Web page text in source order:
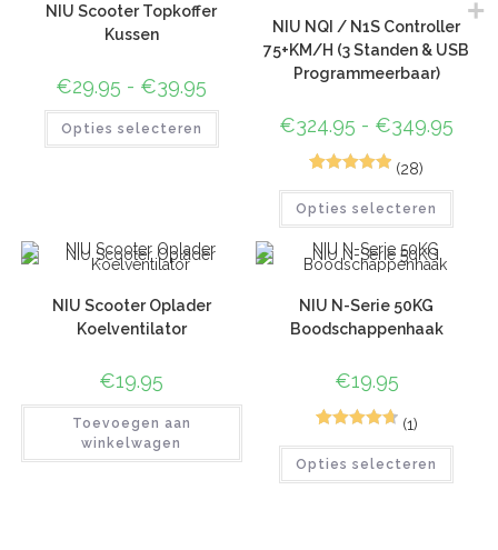
NIU Scooter Topkoffer
Kussen
€29.95 - €39.95
Opties selecteren
NIU NQI / N1S Controller
75+KM/H (3 Standen & USB
Programmeerbaar)
€324.95 - €349.95
d4.96op 5
gebaseerd
opklant
n
(28)
Opties selecteren
NIU Scooter Oplader
Koelventilator
€19.95
Toevoegen aan
winkelwagen
NIU N-Serie 50KG
Boodschappenhaak
€19.95
d4.75op 5
(1)
Opties selecteren